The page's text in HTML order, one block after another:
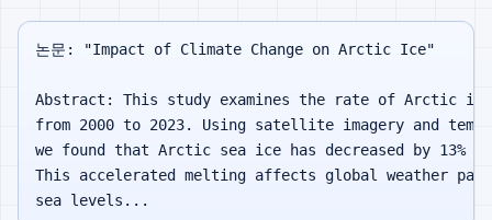
논문: "Impact of Climate Change on Arctic Ice"
Abstract: This study examines the rate of Arctic
from 2000 to 2023. Using satellite imagery and
we found that Arctic sea ice has decreased by 13%
This accelerated melting affects global weather